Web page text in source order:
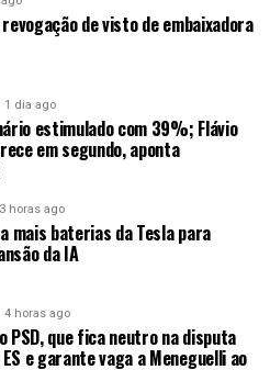
de visto de embaixadora
1 dia ago
estimulado com 39%; Flávio
em segundo, aponta
horas ago
mais baterias da Tesla para
da IA
4 horas ago
PSD, que fica neutro na disputa
e garante vaga a Meneguelli ao